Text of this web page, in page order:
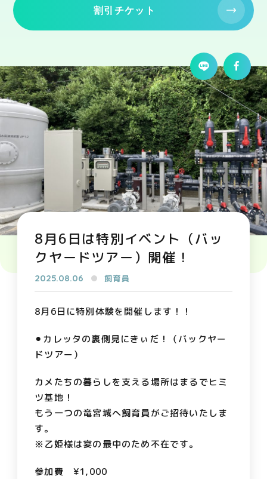
割引チケット
8月6日は特別イベント（バッ
クヤードツアー）開催！
2025.08.06 飼育員
8月6日に特別体験を開催します！！
⚫︎カレッタの裏側見にきぃだ！（バックヤー
ドツアー）
カメたちの暮らしを支える場所はまるでヒミ
ツ基地！
もう一つの竜宮城へ飼育員がご招待いたしま
す。
※乙姫様は宴の最中のため不在です。
参加費 ¥1,000